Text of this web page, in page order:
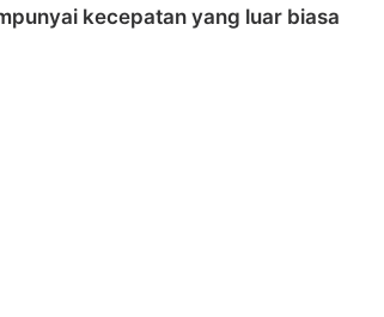
kecepatan yang luar biasa